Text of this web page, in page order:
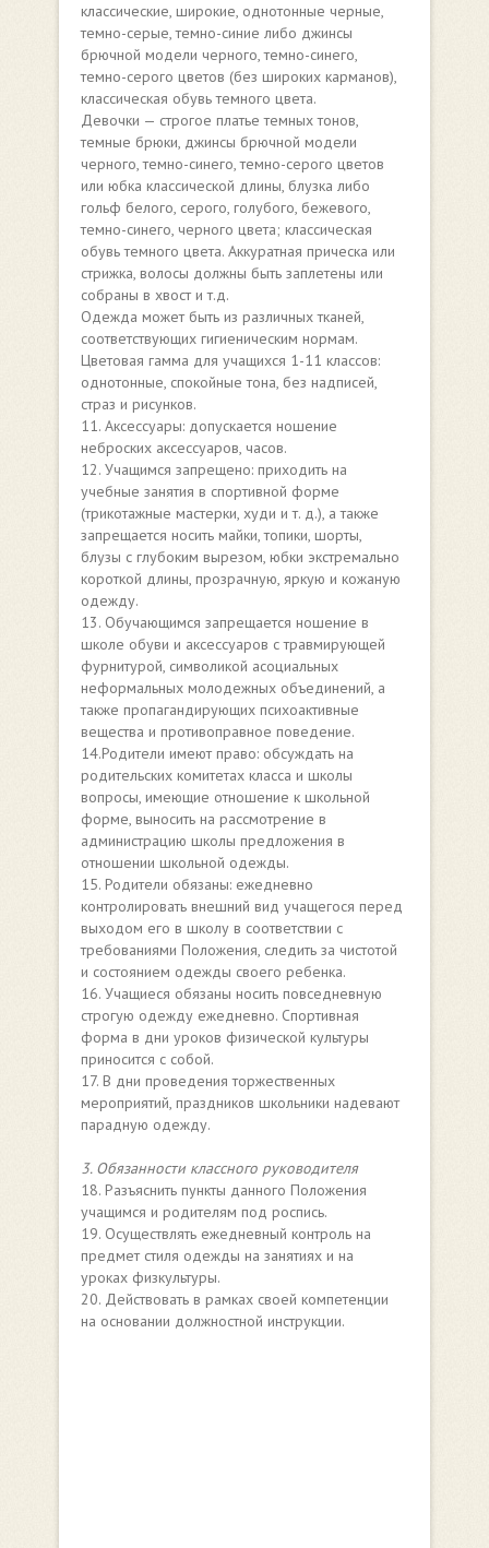
классические, широкие, однотонные черные,
темно-серые, темно-синие либо джинсы
брючной модели черного, темно-синего,
темно-серого цветов (без широких карманов),
классическая обувь темного цвета.
Девочки — строгое платье темных тонов,
темные брюки, джинсы брючной модели
черного, темно-синего, темно-серого цветов
или юбка классической длины, блузка либо
гольф белого, серого, голубого, бежевого,
темно-синего, черного цвета; классическая
обувь темного цвета. Аккуратная прическа или
стрижка, волосы должны быть заплетены или
собраны в хвост и т.д.
Одежда может быть из различных тканей,
соответствующих гигиеническим нормам.
Цветовая гамма для учащихся 1-11 классов:
однотонные, спокойные тона, без надписей,
страз и рисунков.
11. Аксессуары: допускается ношение
неброских аксессуаров, часов.
12. Учащимся запрещено: приходить на
учебные занятия в спортивной форме
(трикотажные мастерки, худи и т. д.), а также
запрещается носить майки, топики, шорты,
блузы с глубоким вырезом, юбки экстремально
короткой длины, прозрачную, яркую и кожаную
одежду.
13. Обучающимся запрещается ношение в
школе обуви и аксессуаров с травмирующей
фурнитурой, символикой асоциальных
неформальных молодежных объединений, а
также пропагандирующих психоактивные
вещества и противоправное поведение.
14.Родители имеют право: обсуждать на
родительских комитетах класса и школы
вопросы, имеющие отношение к школьной
форме, выносить на рассмотрение в
администрацию школы предложения в
отношении школьной одежды.
15. Родители обязаны: ежедневно
контролировать внешний вид учащегося перед
выходом его в школу в соответствии с
требованиями Положения, следить за чистотой
и состоянием одежды своего ребенка.
16. Учащиеся обязаны носить повседневную
строгую одежду ежедневно. Спортивная
форма в дни уроков физической культуры
приносится с собой.
17. В дни проведения торжественных
мероприятий, праздников школьники надевают
парадную одежду.
3. Обязанности классного руководителя
18. Разъяснить пункты данного Положения
учащимся и родителям под роспись.
19. Осуществлять ежедневный контроль на
предмет стиля одежды на занятиях и на
уроках физкультуры.
20. Действовать в рамках своей компетенции
на основании должностной инструкции.